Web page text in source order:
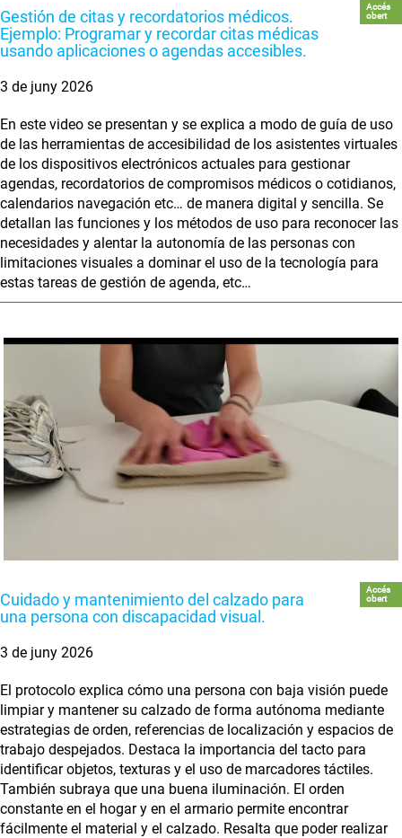
Gestión de citas y recordatorios médicos.
Ejemplo: Programar y recordar citas médicas
usando aplicaciones o agendas accesibles.
Accés
obert
3 de juny 2026
En este video se presentan y se explica a modo de guía de uso
de las herramientas de accesibilidad de los asistentes virtuales
de los dispositivos electrónicos actuales para gestionar
agendas, recordatorios de compromisos médicos o cotidianos,
calendarios navegación etc… de manera digital y sencilla. Se
detallan las funciones y los métodos de uso para reconocer las
necesidades y alentar la autonomía de las personas con
limitaciones visuales a dominar el uso de la tecnología para
estas tareas de gestión de agenda, etc…
Cuidado y mantenimiento del calzado para
una persona con discapacidad visual.
Accés
obert
3 de juny 2026
El protocolo explica cómo una persona con baja visión puede
limpiar y mantener su calzado de forma autónoma mediante
estrategias de orden, referencias de localización y espacios de
trabajo despejados. Destaca la importancia del tacto para
identificar objetos, texturas y el uso de marcadores táctiles.
También subraya que una buena iluminación. El orden
constante en el hogar y en el armario permite encontrar
fácilmente el material y el calzado. Resalta que poder realizar